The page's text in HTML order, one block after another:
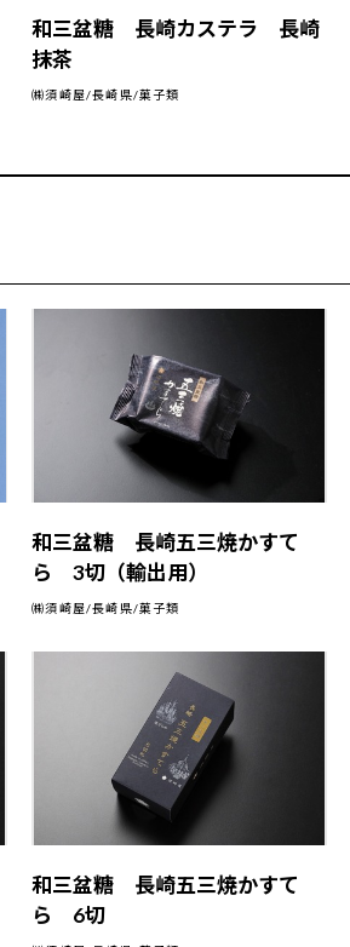
和三盆糖 長崎カステラ 長崎
抹茶
㈱須崎屋/長崎県/菓子類
和三盆糖 長崎五三焼かすて
ら 3切（輸出用）
㈱須崎屋/長崎県/菓子類
和三盆糖 長崎五三焼かすて
ら 6切